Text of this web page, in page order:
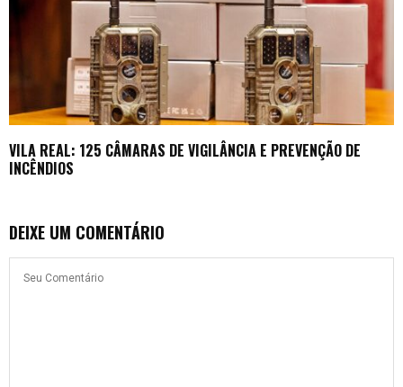
VILA REAL: 125 CÂMARAS DE VIGILÂNCIA E PREVENÇÃO DE
INCÊNDIOS
DEIXE UM COMENTÁRIO